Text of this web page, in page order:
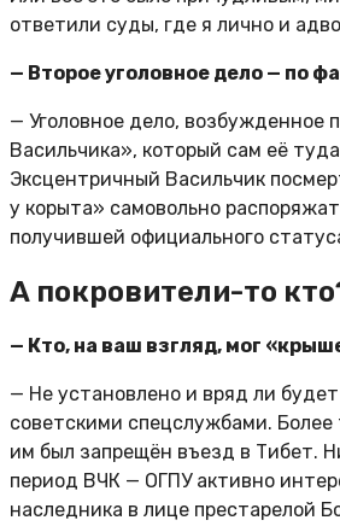
ответили суды, где я лично и
— Второе уголовное дело — по
— Уголовное дело, возбужденное
Васильчика», который сам её
Эксцентричный Васильчик
у корыта» самовольно
получившей официального
А покровители-то
— Кто, на ваш взгляд, мог
— Не установлено и вряд ли
советскими спецслужбами.
им был запрещён въезд в Тибет.
период ВЧК — ОГПУ активно
наследника в лице престарелой